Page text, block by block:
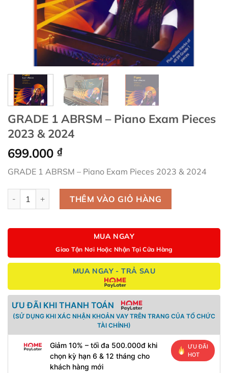
GRADE 1 ABRSM – Piano Exam Pieces
2023 & 2024
699.000 ₫
GRADE 1 ABRSM – Piano Exam Pieces 2023 & 2024
GRADE 1 ABRSM - Piano Exam Pieces 2023 & 2024 số lượng
THÊM VÀO GIỎ HÀNG
MUA NGAY
Giao Tận Nơi Hoặc Nhận Tại Cửa Hàng
MUA NGAY - TRẢ SAU
ƯU ĐÃI KHI THANH TOÁN
(SỬ DỤNG KHI XÁC NHẬN KHOẢN VAY TRÊN TRANG CỦA TỔ CHỨC
TÀI CHÍNH)
Giảm 10% – tối đa 500.000đ khi
chọn kỳ hạn 6 & 12 tháng cho
khách hàng mới
ƯU ĐÃI
HOT